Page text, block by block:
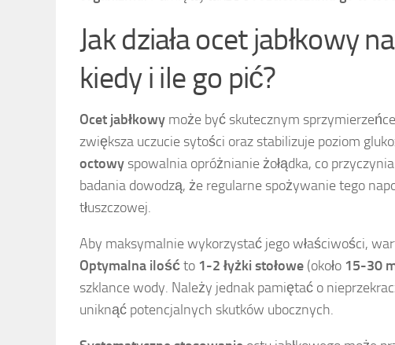
Jak działa ocet jabłkowy
kiedy i ile go pić?
Ocet jabłkowy może być skutecznym
zwiększa uczucie sytości oraz stabilizuje poziom
octowy spowalnia opróżnianie żołądka, co
badania dowodzą, że regularne spożywanie tego
tłuszczowej.
Aby maksymalnie wykorzystać jego właściwości,
Optymalna ilośćto 1-2 łyżki stołowe (około 15-30
szklance wody. Należy jednak pamiętać o
uniknąć potencjalnych skutków ubocznych.